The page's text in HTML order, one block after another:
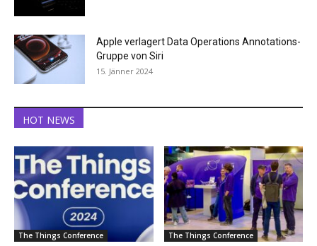
Apple verlagert Data Operations Annotations-
Gruppe von Siri
15. Jänner 2024
HOT NEWS
The Things Conference The Things Conference